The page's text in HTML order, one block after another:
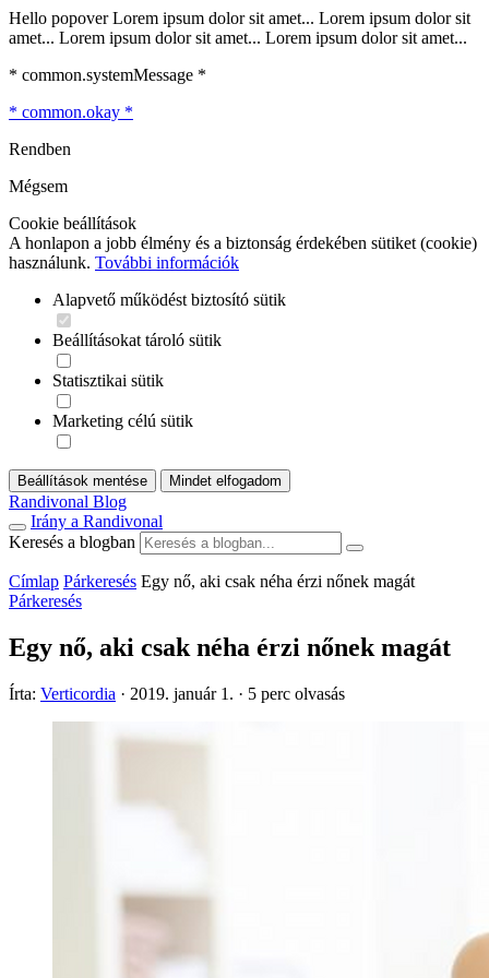
Hello popover Lorem ipsum dolor sit amet... Lorem ipsum dolor sit
amet... Lorem ipsum dolor sit amet... Lorem ipsum dolor sit amet...
* common.systemMessage *
* common.okay *
Rendben
Mégsem
Cookie beállítások
A honlapon a jobb élmény és a biztonság érdekében sütiket (cookie)
használunk. További információk
Alapvető működést biztosító sütik
Beállításokat tároló sütik
Statisztikai sütik
Marketing célú sütik
Beállítások mentése Mindet elfogadom
Randivonal Blog
Irány a Randivonal
Keresés a blogban
Címlap Párkeresés Egy nő, aki csak néha érzi nőnek magát
Párkeresés
Egy nő, aki csak néha érzi nőnek magát
Írta: Verticordia · 2019. január 1. · 5 perc olvasás